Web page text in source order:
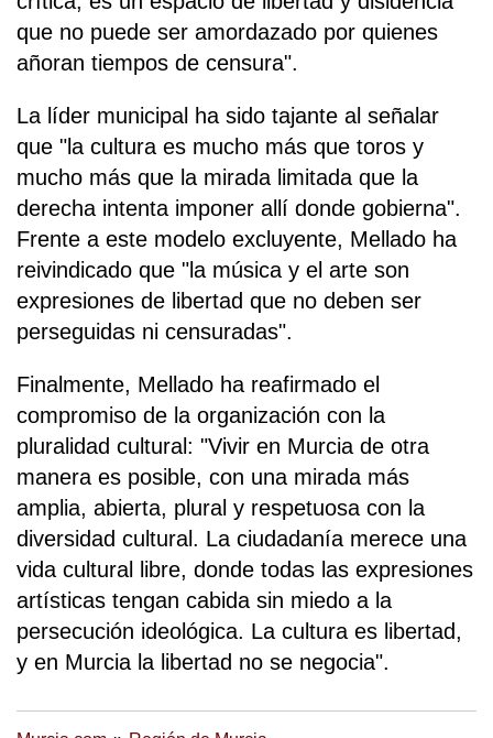
que no puede ser amordazado por quienes
añoran tiempos de censura".
La líder municipal ha sido tajante al señalar
que "la cultura es mucho más que toros y
mucho más que la mirada limitada que la
derecha intenta imponer allí donde gobierna".
Frente a este modelo excluyente, Mellado ha
reivindicado que "la música y el arte son
expresiones de libertad que no deben ser
perseguidas ni censuradas".
Finalmente, Mellado ha reafirmado el
compromiso de la organización con la
pluralidad cultural: "Vivir en Murcia de otra
manera es posible, con una mirada más
amplia, abierta, plural y respetuosa con la
diversidad cultural. La ciudadanía merece una
vida cultural libre, donde todas las expresiones
artísticas tengan cabida sin miedo a la
persecución ideológica. La cultura es libertad,
y en Murcia la libertad no se negocia".